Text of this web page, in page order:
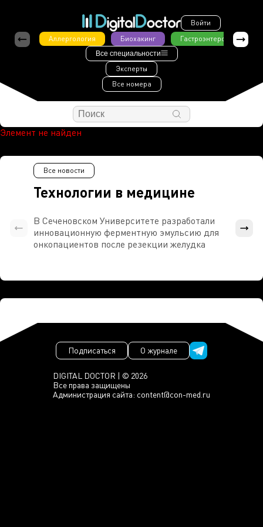
Войти
Аллергология
Биохакинг Гастроэнтерология
Все специальности
Эксперты
Все номера
Элемент не найден
Технологии в медицине
Все новости
В Сеченовском Университете разработали
инновационную ферментную эмульсию для
онкопациентов после резекции желудка
DIGITAL DOCTOR | © 2026
Все права защищены
Администрация сайта: content@con-med.ru
Подписаться О журнале